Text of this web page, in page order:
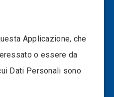
Applicazione, che
o essere da
Dati Personali sono